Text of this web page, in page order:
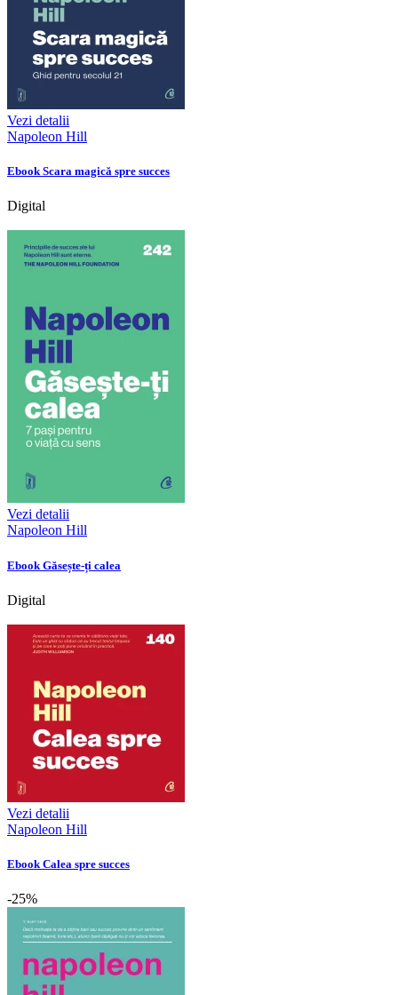
Vezi detalii
Napoleon Hill
Ebook Scara magică spre succes
Digital
Vezi detalii
Napoleon Hill
Ebook Găsește-ți calea
Digital
Vezi detalii
Napoleon Hill
Ebook Calea spre succes
-25%